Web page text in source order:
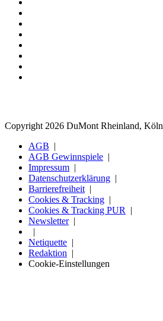
Copyright 2026 DuMont Rheinland, Köln
AGB
AGB Gewinnspiele
Impressum
Datenschutzerklärung
Barrierefreiheit
Cookies & Tracking
Cookies & Tracking PUR
Newsletter
Netiquette
Redaktion
Cookie-Einstellungen